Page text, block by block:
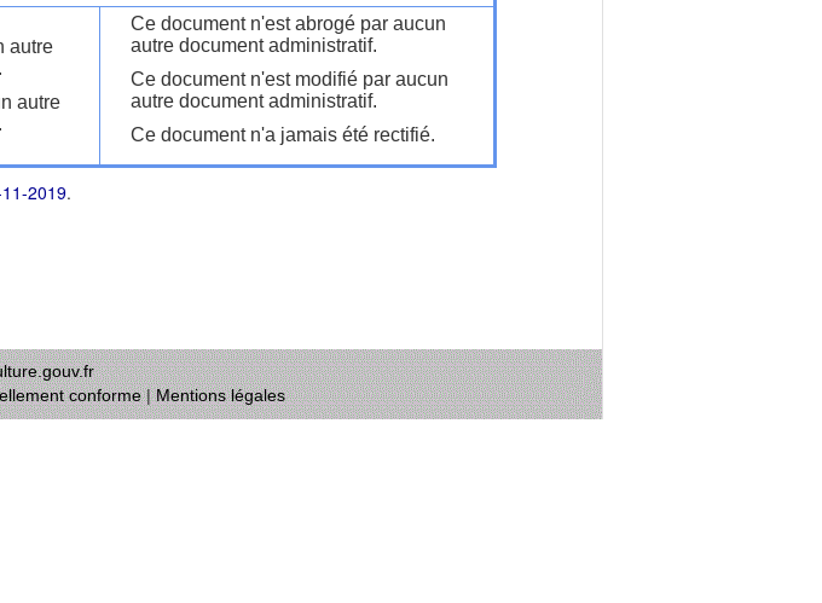
autre
autre
Ce document n'est abrogé par aucun
autre document administratif.
Ce document n'est modifié par aucun
autre document administratif.
Ce document n'a jamais été rectifié.
2019.
conforme|Mentions légales